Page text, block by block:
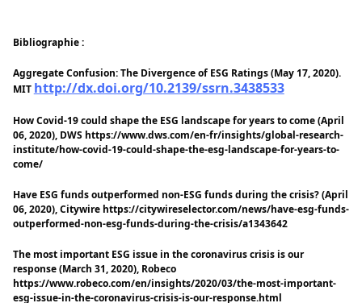
Bibliographie :
Aggregate Confusion: The Divergence of ESG Ratings (May 17, 2020).
MIT http://dx.doi.org/10.2139/ssrn.3438533
How Covid-19 could shape the ESG landscape for years to come (April
06, 2020), DWS https://www.dws.com/en-fr/insights/global-research-
institute/how-covid-19-could-shape-the-esg-landscape-for-years-to-
come/
Have ESG funds outperformed non-ESG funds during the crisis? (April
06, 2020), Citywire https://citywireselector.com/news/have-esg-funds-
outperformed-non-esg-funds-during-the-crisis/a1343642
The most important ESG issue in the coronavirus crisis is our
response (March 31, 2020), Robeco
https://www.robeco.com/en/insights/2020/03/the-most-important-
esg-issue-in-the-coronavirus-crisis-is-our-response.html